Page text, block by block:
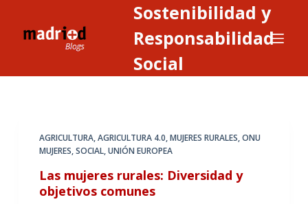
Sostenibilidad y
Responsabilidad
Social
AGRICULTURA,AGRICULTURA 4.0,MUJERES RURALES,ONU
MUJERES,SOCIAL,UNIÓN EUROPEA
Las mujeres rurales: Diversidad y
objetivos comunes